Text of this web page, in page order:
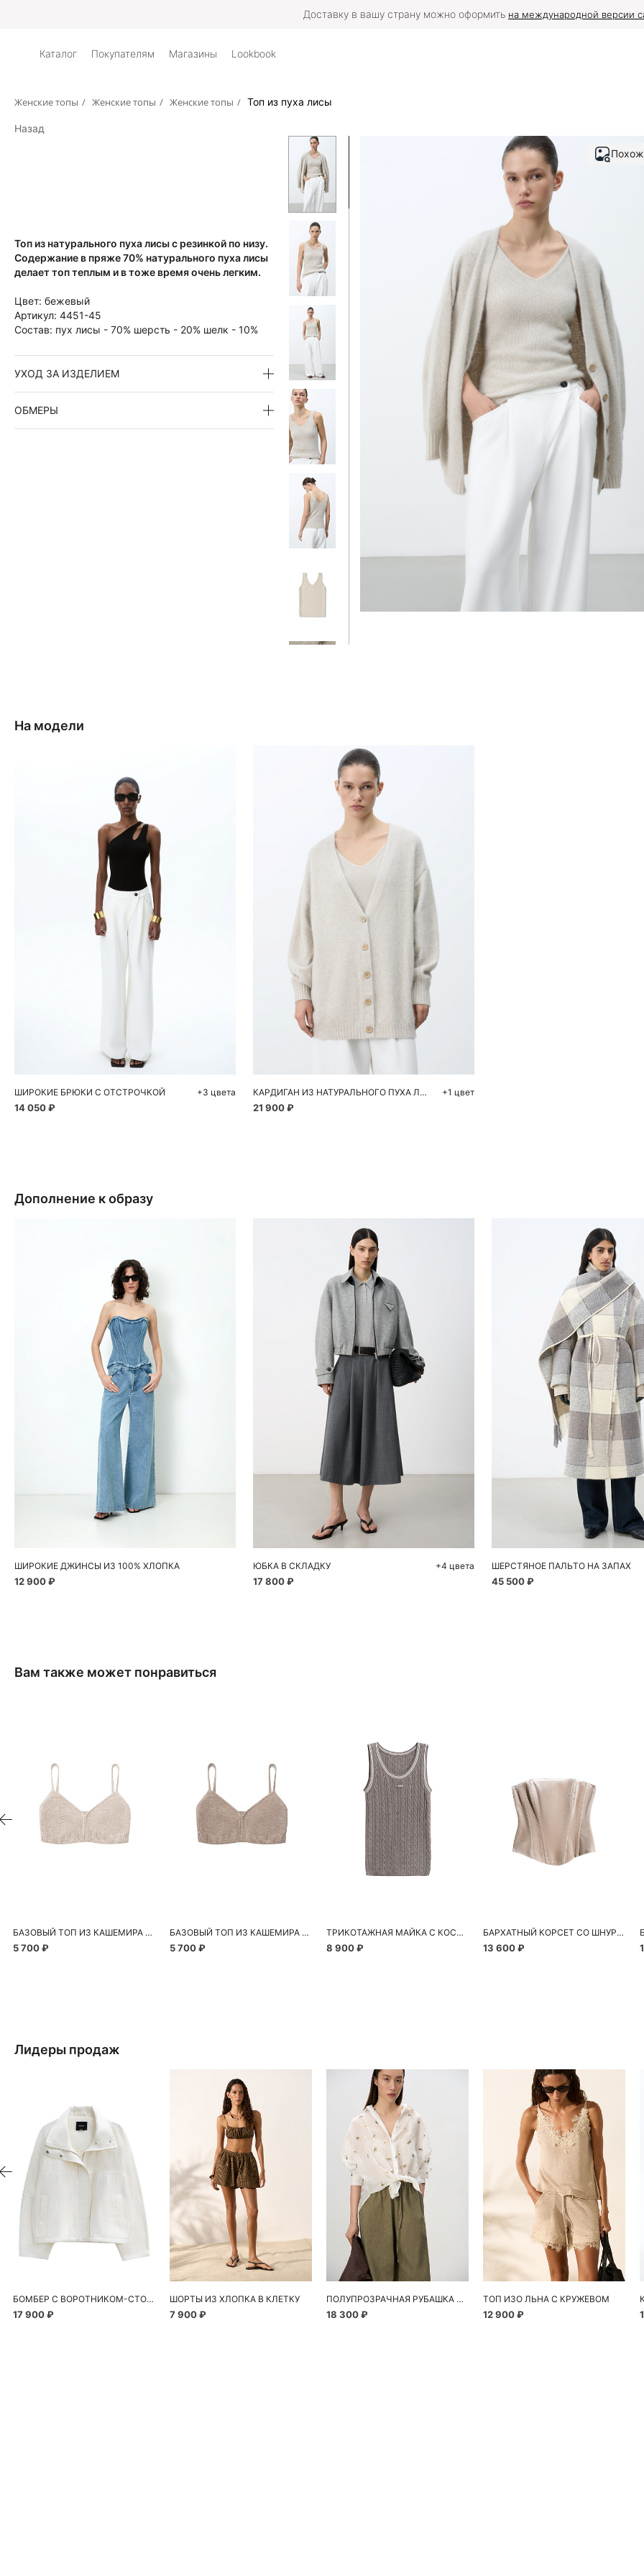
Доставку в вашу страну можно оформить на международной версии
Каталог Покупателям Магазины Lookbook
Женские топы / Женские топы / Женские топы / Топ из пуха лисы
Назад
Топ из натурального пуха лисы с резинкой по низу.
Содержание в пряже 70% натурального пуха лисы
делает топ теплым и в тоже время очень легким.
Цвет: бежевый
Артикул: 4451-45
Состав: пух лисы - 70% шерсть - 20% шелк - 10%
УХОД ЗА ИЗДЕЛИЕМ
ОБМЕРЫ
На модели
ШИРОКИЕ БРЮКИ С ОТСТРОЧКОЙ
14 050 ₽
+3 цвета
S M
КАРДИГАН ИЗ НАТУРАЛЬНОГО ПУХА ЛИСЫ
21 900 ₽
+1 цвет
Дополнение к образу
Добавить в корзину
48
ШИРОКИЕ ДЖИНСЫ ИЗ 100% ХЛОПКА
12 900 ₽
Добавить в корзину
44
ЮБКА В СКЛАДКУ
17 800 ₽
+4 цвета
Добавить в
ШЕРСТЯНОЕ ПАЛЬТО НА ЗАПАХ
45 500 ₽
Вам также может понравиться
БАЗОВЫЙ ТОП ИЗ КАШЕМИРА И ШЕРСТИ
5 700 ₽
БАЗОВЫЙ ТОП ИЗ КАШЕМИРА И ШЕРСТИ
5 700 ₽
ТРИКОТАЖНАЯ МАЙКА С КОСАМИ
8 900 ₽
БАРХАТНЫЙ КОРСЕТ СО ШНУРОВКОЙ
13 600 ₽
Лидеры продаж
БОМБЕР С ВОРОТНИКОМ-СТОЙКОЙ
17 900 ₽
ШОРТЫ ИЗ ХЛОПКА В КЛЕТКУ
7 900 ₽
ПОЛУПРОЗРАЧНАЯ РУБАШКА С РОМАШКАМИ
18 300 ₽
ТОП ИЗО ЛЬНА С КРУЖЕВОМ
12 900 ₽